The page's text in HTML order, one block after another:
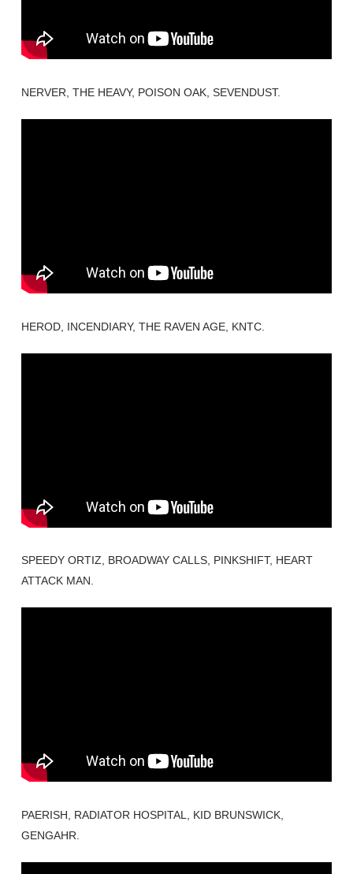
NERVER, THE HEAVY, POISON OAK, SEVENDUST.
HEROD, INCENDIARY, THE RAVEN AGE, KNTC.
SPEEDY ORTIZ, BROADWAY CALLS, PINKSHIFT, HEART
ATTACK MAN.
PAERISH, RADIATOR HOSPITAL, KID BRUNSWICK,
GENGAHR.